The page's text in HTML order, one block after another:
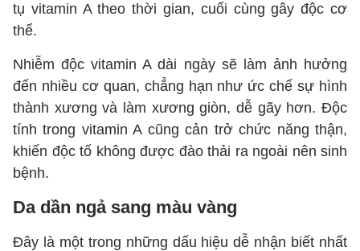
tụ vitamin A theo thời gian, cuối cùng gây độc cơ
thể.
Nhiễm độc vitamin A dài ngày sẽ làm ảnh hưởng
đến nhiều cơ quan, chẳng hạn như ức chế sự hình
thành xương và làm xương giòn, dễ gãy hơn. Độc
tính trong vitamin A cũng cản trở chức năng thận,
khiến độc tố không được đào thải ra ngoài nên sinh
bệnh.
Da dần ngả sang màu vàng
Đây là một trong những dấu hiệu dễ nhận biết nhất